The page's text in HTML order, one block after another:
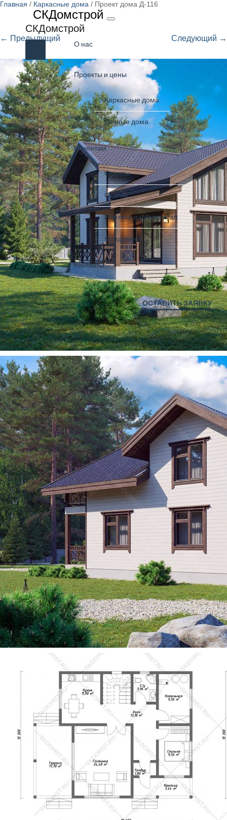
СКДомстрой
СКДомстрой
О нас
Проекты и цены
Каркасные дома
Дачные дома
Клиентам
Отзывы
Статьи
Ипотека и маткапитал
Фундамент
Контакты
ОСТАВИТЬ ЗАЯВКУ
Главная / Каркасные дома / Проект дома Д-116
← Предыдущий Следующий →